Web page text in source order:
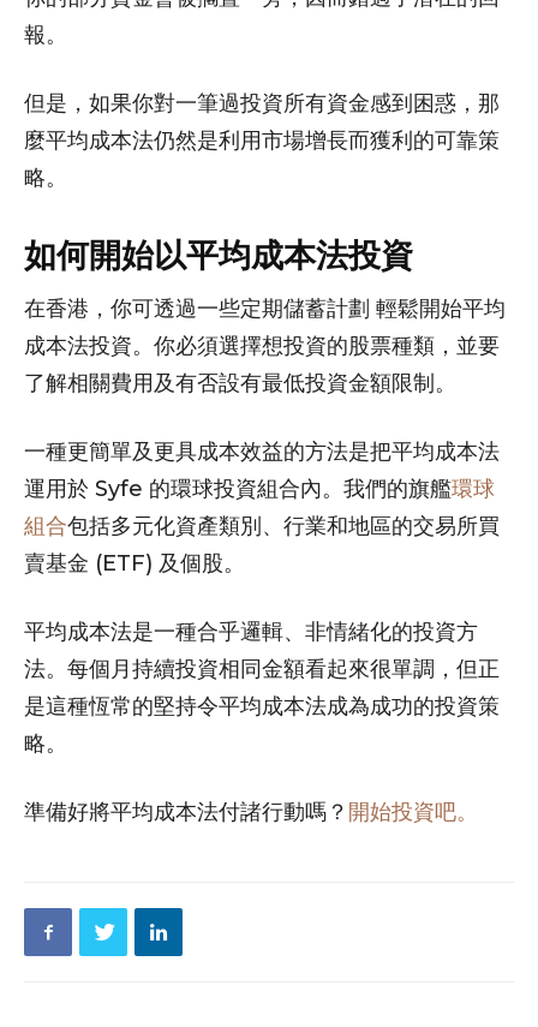
報。
但是，如果你對一筆過投資所有資金感到困惑，那
麼平均成本法仍然是利用市場增長而獲利的可靠策
略。
如何開始以平均成本法投資
在香港，你可透過一些定期儲蓄計劃 輕鬆開始平均
成本法投資。你必須選擇想投資的股票種類，並要
了解相關費用及有否設有最低投資金額限制。
一種更簡單及更具成本效益的方法是把平均成本法
運用於 Syfe 的環球投資組合內。我們的旗艦環球
組合包括多元化資產類別、行業和地區的交易所買
賣基金 (ETF) 及個股。
平均成本法是一種合乎邏輯、非情緒化的投資方
法。每個月持續投資相同金額看起來很單調，但正
是這種恆常的堅持令平均成本法成為成功的投資策
略。
準備好將平均成本法付諸行動嗎？ 開始投資吧。